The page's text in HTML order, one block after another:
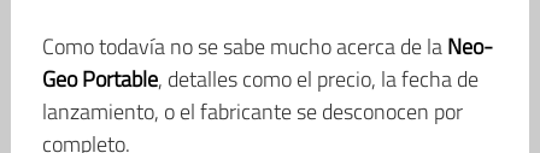
Como todavía no se sabe mucho acerca de laNeo-
Geo Portable, detalles como el precio, la fecha de
lanzamiento, o el fabricante se desconocen por
completo.